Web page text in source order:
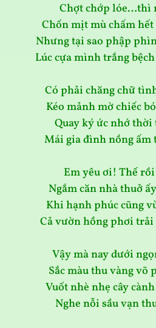
Chợt chớp lóe…thì
Chốn mịt mù chấm
Nhưng tại sao phập
Lúc cựa mình trắng
Có phải chăng chữ
Kéo mảnh mờ chiếc
Quay ký ức nhớ thời
Mái gia đình nồng
Em yêu ơi! Thế
Ngắm căn nhà thuở
Khi hạnh phúc cũng
Cả vườn hồng phơi
Vậy mà nay dưới
Sắc màu thu vàng võ
Vuốt nhè nhẹ cây
Nghe nỗi sầu vạn